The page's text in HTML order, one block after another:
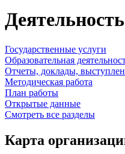
Деятельность
Государственные услуги
Образовательная
Отчеты, доклады,
Методическая работа
План работы
Открытые данные
Смотреть все разделы
Карта